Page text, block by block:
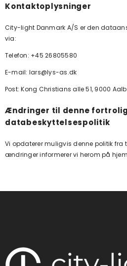
Kontaktoplysninger
City-light Danmark A/S er den
via:
Telefon: +45 26805580
E-mail: lars@lys-as.dk
Post: Kong Christians alle 51, 9000
Ændringer til denne
databeskyttelsespolitik
Vi opdaterer muligvis denne politik
ændringer informerer vi herom på